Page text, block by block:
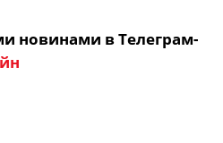
новинами в Телеграм-